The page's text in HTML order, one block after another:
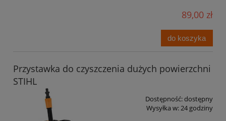
89,00 zł
do koszyka
Przystawka do czyszczenia dużych powierzchni
STIHL
Dostępność:dostępny
Wysyłka w:24 godziny